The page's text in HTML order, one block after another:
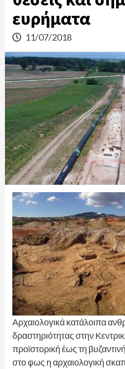
ευρήματα
11/07/2018
Αρχαιολογικά κατάλοιπα
δραστηριότητας στην
προϊστορική έως τη
στο φως η αρχαιολογική